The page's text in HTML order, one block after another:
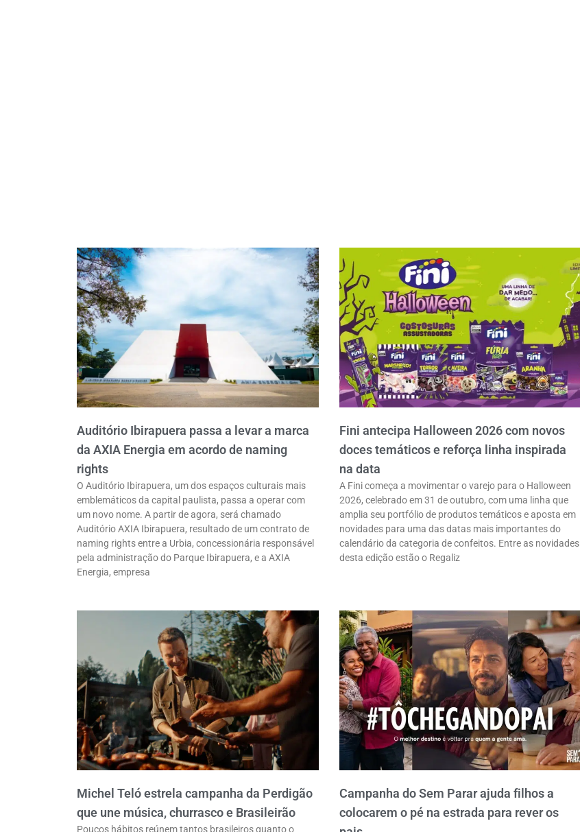
Auditório Ibirapuera passa a levar a marca
da AXIA Energia em acordo de naming
rights
O Auditório Ibirapuera, um dos espaços culturais mais
emblemáticos da capital paulista, passa a operar com
um novo nome. A partir de agora, será chamado
Auditório AXIA Ibirapuera, resultado de um contrato de
naming rights entre a Urbia, concessionária responsável
pela administração do Parque Ibirapuera, e a AXIA
Energia, empresa
Fini antecipa Halloween 2026 com novos
doces temáticos e reforça linha inspirada
na data
A Fini começa a movimentar o varejo para o Halloween
2026, celebrado em 31 de outubro, com uma linha que
amplia seu portfólio de produtos temáticos e aposta em
novidades para uma das datas mais importantes do
calendário da categoria de confeitos. Entre as novidades
desta edição estão o Regaliz
Michel Teló estrela campanha da Perdigão
que une música, churrasco e Brasileirão
Poucos hábitos reúnem tantos brasileiros quanto o
Campanha do Sem Parar ajuda filhos a
colocarem o pé na estrada para rever os